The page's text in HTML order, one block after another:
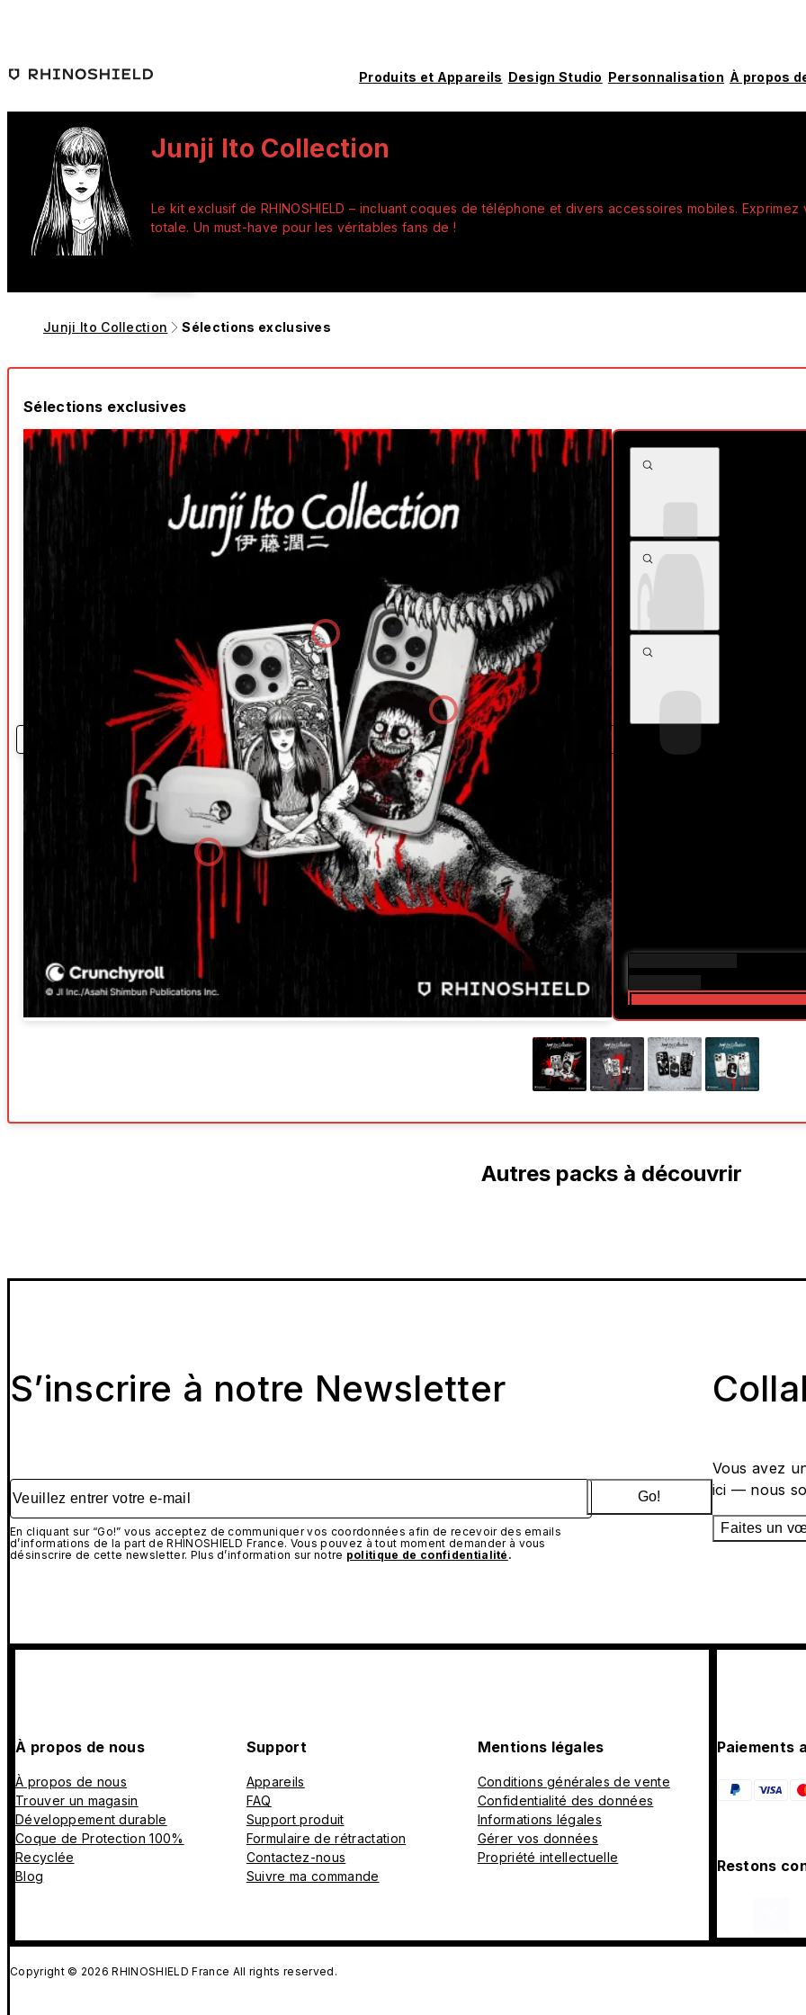
Produits et Appareils Design Studio Personnalisation À propos
Junji Ito Collection
Le kit exclusif de RHINOSHIELD – incluant coques de téléphone et divers accessoires mobiles.
totale. Un must-have pour les véritables fans de !
Junji Ito Collection Sélections exclusives
Sélections exclusives
Autres packs à découvrir
S’inscrire à notre Newsletter
Veuillez entrer votre e-mail
En cliquant sur “Go!” vous acceptez de communiquer vos coordonnées afin de recevoir des emails
d’informations de la part de RHINOSHIELD France. Vous pouvez à tout moment demander à vous
désinscrire de cette newsletter. Plus d’information sur notre politique de confidentialité .
Go!
Vous avez
ici — nous
Faites un
À propos de nous
À propos de nous
Trouver un magasin
Développement durable
Coque de Protection 100%
Recyclée
Blog
Support
Appareils
FAQ
Support produit
Formulaire de rétractation
Contactez-nous
Suivre ma commande
Mentions légales
Conditions générales de vente
Confidentialité des données
Informations légales
Gérer vos données
Propriété intellectuelle
Paiements
Restons
Copyright © 2026 RHINOSHIELD France All rights reserved.